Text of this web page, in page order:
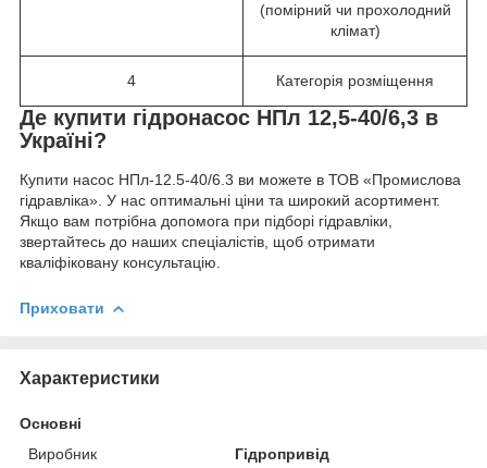
(помірний чи прохолодний
клімат)
4 Категорія розміщення
Де купити гідронасос НПл 12,5-40/6,3 в
Україні?
Купити насос НПл-12.5-40/6.3 ви можете в ТОВ «Промислова
гідравліка». У нас оптимальні ціни та широкий асортимент.
Якщо вам потрібна допомога при підборі гідравліки,
звертайтесь до наших спеціалістів, щоб отримати
кваліфіковану консультацію.
Приховати
Характеристики
Основні
Виробник
Гідропривід